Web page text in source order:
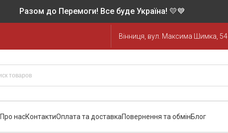
Разом до Перемоги! Все буде Україна! 💛💙
Вінниця, вул. Максима Шимка, 54
Про насКонтактиОплата та доставкаПовернення та обмінБлог